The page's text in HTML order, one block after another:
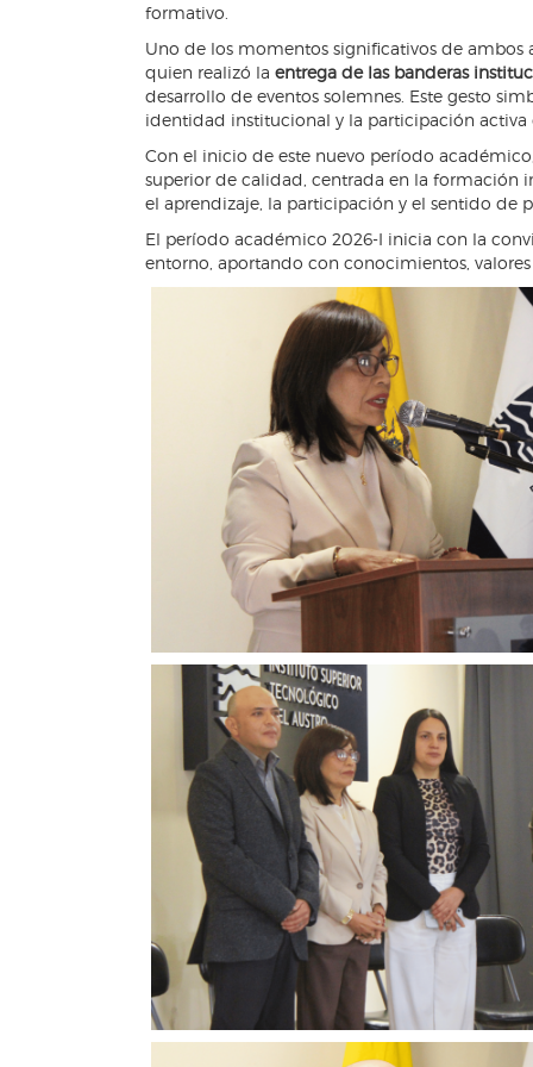
formativo.
Uno de los momentos significativos de
quien realizó la entrega de las banderas
desarrollo de eventos solemnes. Este gesto
identidad institucional y la participación
Con el inicio de este nuevo período
superior de calidad, centrada en la formación
el aprendizaje, la participación y el sentido de
El período académico 2026-I inicia con la
entorno, aportando con conocimientos,